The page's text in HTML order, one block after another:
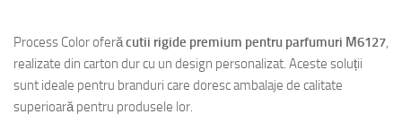
Process Color oferăcutii rigide premium pentru parfumuri M6127,
realizate din carton dur cu un design personalizat. Aceste soluții
sunt ideale pentru branduri care doresc ambalaje de calitate
superioară pentru produsele lor.